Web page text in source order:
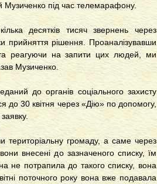
Музиченко під час телемарафону.
десятків тисяч звернень через
прийняття рішення. Проаналізувавши
та реагуючи на запити цих людей, ми
Музиченко.
до органів соціального захисту
до 30 квітня через «Дію» по допомогу,
громаду, а саме через
внесені до зазначеного списку, їм
не потрапила до такого списку, вона
поточного року вона вже подавала